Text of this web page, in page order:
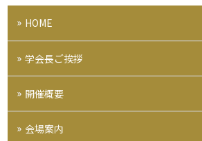
HOME
学会長ご挨拶
開催概要
会場案内